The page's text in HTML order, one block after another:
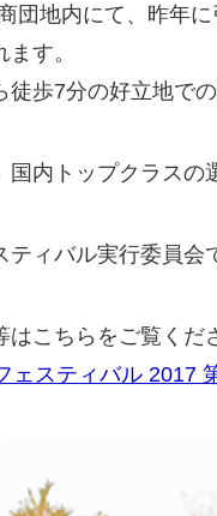
地内にて、昨年
す。
歩7分の好立地での
内トップクラスの
ィバル実行委員会
はこちらをご覧く
ェスティバル 2017